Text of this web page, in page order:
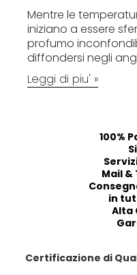
Mentre le
iniziano a essere
profumo
diffondersi negli
Leggi di piu' »
100%
Mail
in
Alta
Certificazione di